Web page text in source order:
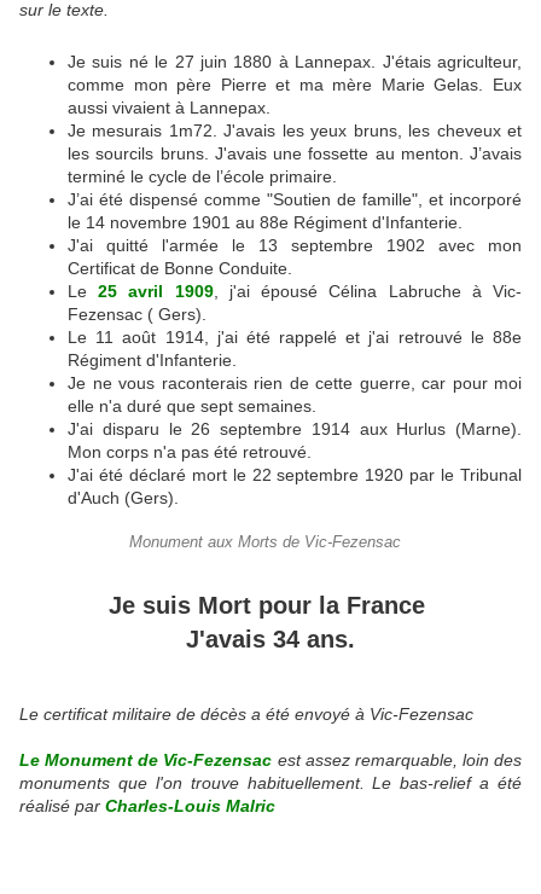
sur le texte.
Je suis né le 27 juin 1880 à Lannepax. J'étais agriculteur,
comme mon père Pierre et ma mère Marie Gelas. Eux
aussi vivaient à Lannepax.
Je mesurais 1m72. J'avais les yeux bruns, les cheveux et
les sourcils bruns. J'avais une fossette au menton. J’avais
terminé le cycle de l’école primaire.
J’ai été dispensé comme "Soutien de famille", et incorporé
le 14 novembre 1901 au 88e Régiment d'Infanterie.
J'ai quitté l'armée le 13 septembre 1902 avec mon
Certificat de Bonne Conduite.
Le25 avril 1909, j'ai épousé Célina Labruche à Vic-
Fezensac ( Gers).
Le 11 août 1914, j'ai été rappelé et j'ai retrouvé le 88e
Régiment d'Infanterie.
Je ne vous raconterais rien de cette guerre, car pour moi
elle n'a duré que sept semaines.
J'ai disparu le 26 septembre 1914 aux Hurlus (Marne).
Mon corps n'a pas été retrouvé.
J'ai été déclaré mort le 22 septembre 1920 par le Tribunal
d'Auch (Gers).
Monument aux Morts de Vic-Fezensac
Je suis Mort pour la France
J'avais 34 ans.
Le certificat militaire de décès a été envoyé à Vic-Fezensac
Le Monument de Vic-Fezensac est assez remarquable, loin des
monuments que l'on trouve habituellement. Le bas-relief a été
réalisé par Charles-Louis Malric